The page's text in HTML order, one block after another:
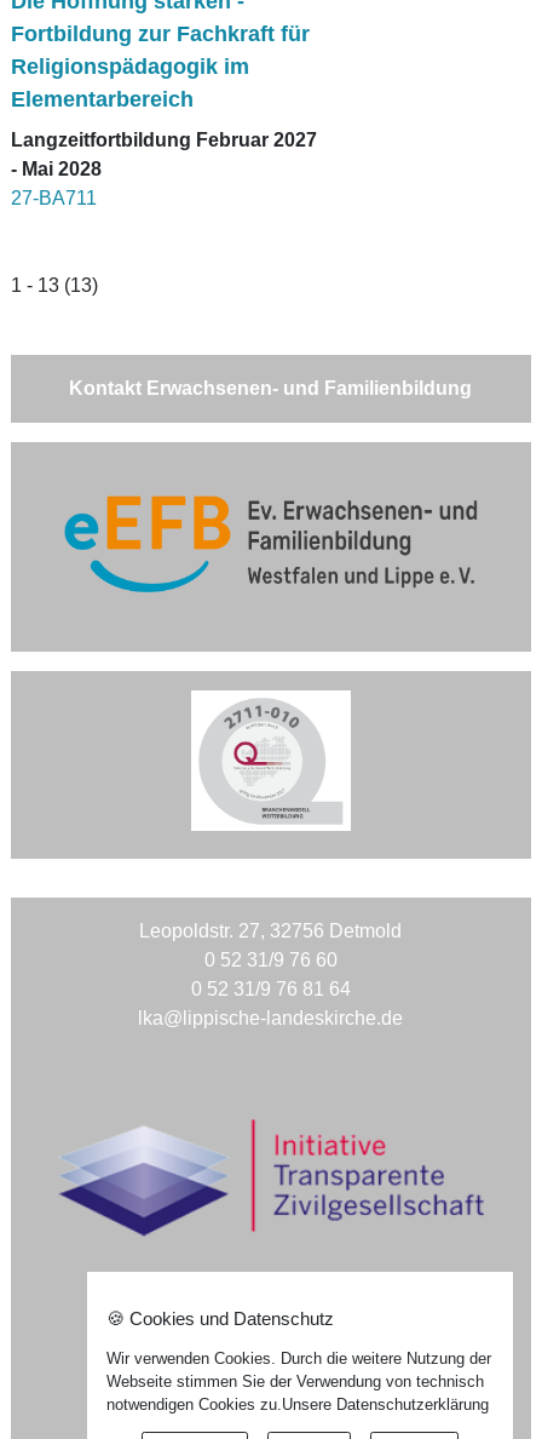
Fortbildung zur Fachkraft für
Religionspädagogik im
Elementarbereich
Langzeitfortbildung Februar 2027
- Mai 2028
27-BA711
1 - 13 (13)
Kontakt Erwachsenen- und Familienbildung
Leopoldstr. 27, 32756 Detmold
0 52 31/9 76 60
0 52 31/9 76 81 64
lka@lippische-landeskirche.de
Impressum
Datenschutzerklärung
Widerrufsformular
🍪 Cookies und Datenschutz
Wir verwenden Cookies. Durch die weitere Nutzung der
Webseite stimmen Sie der Verwendung von technisch
notwendigen Cookies zu.Unsere Datenschutzerklärung